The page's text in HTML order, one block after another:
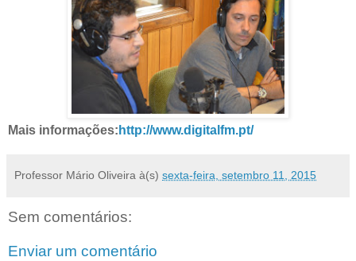
Mais informações: http://www.digitalfm.pt/
Professor Mário Oliveira à(s) sexta-feira, setembro 11, 2015
Sem comentários:
Enviar um comentário